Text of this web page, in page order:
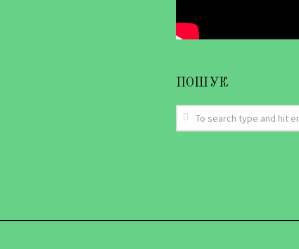
ПОШУК